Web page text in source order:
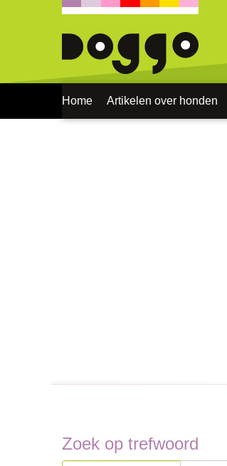
Home Artikelen over honden
Zoek op trefwoord